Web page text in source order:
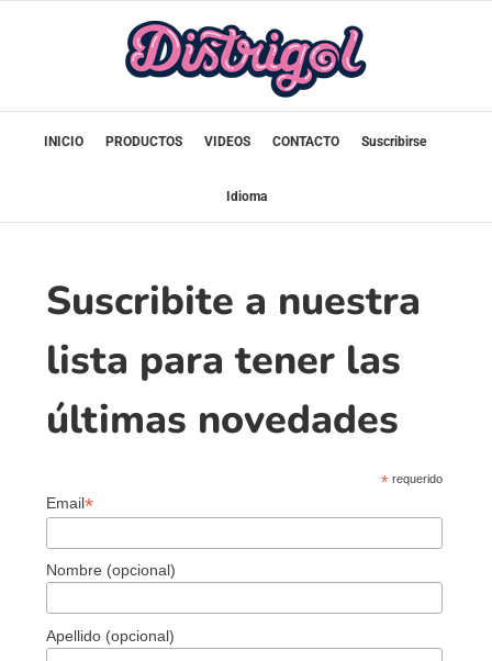
INICIO PRODUCTOS VIDEOS CONTACTO Suscribirse
Idioma
Suscribite a nuestra
lista para tener las
últimas novedades
*requerido
Email*
Nombre (opcional)
Apellido (opcional)